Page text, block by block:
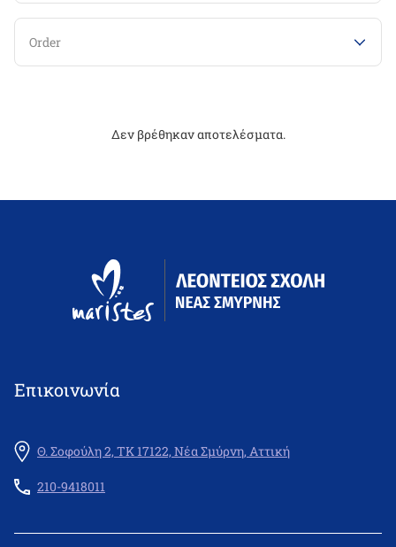
Order
Δεν βρέθηκαν αποτελέσματα.
Επικοινωνία
Θ. Σοφούλη 2, ΤΚ 17122, Νέα Σμύρνη, Αττική
210-9418011